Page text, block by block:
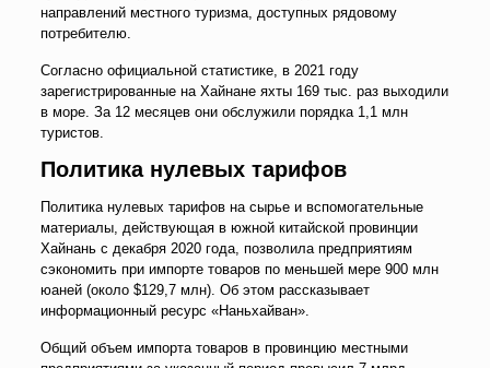
направлений местного туризма, доступных рядовому
потребителю.
Согласно официальной статистике, в 2021 году
зарегистрированные на Хайнане яхты 169 тыс. раз выходили
в море. За 12 месяцев они обслужили порядка 1,1 млн
туристов.
Политика нулевых тарифов
Политика нулевых тарифов на сырье и вспомогательные
материалы, действующая в южной китайской провинции
Хайнань с декабря 2020 года, позволила предприятиям
сэкономить при импорте товаров по меньшей мере 900 млн
юаней (около $129,7 млн). Об этом рассказывает
информационный ресурс «Наньхайван».
Общий объем импорта товаров в провинцию местными